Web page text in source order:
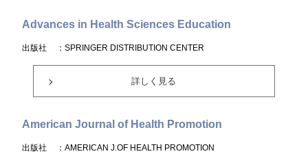
Advances in Health Sciences Education
出版社 ：SPRINGER DISTRIBUTION CENTER
詳しく見る
American Journal of Health Promotion
出版社 ：AMERICAN J.OF HEALTH PROMOTION